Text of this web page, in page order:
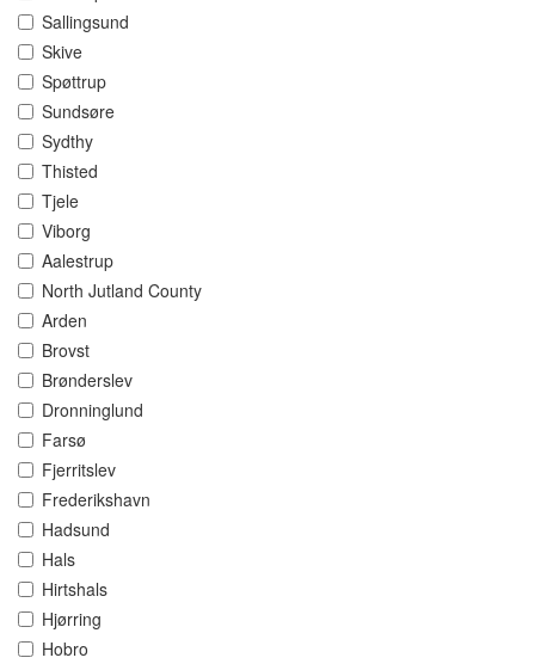
Sallingsund
Skive
Spøttrup
Sundsøre
Sydthy
Thisted
Tjele
Viborg
Aalestrup
North Jutland County
Arden
Brovst
Brønderslev
Dronninglund
Farsø
Fjerritslev
Frederikshavn
Hadsund
Hals
Hirtshals
Hjørring
Hobro